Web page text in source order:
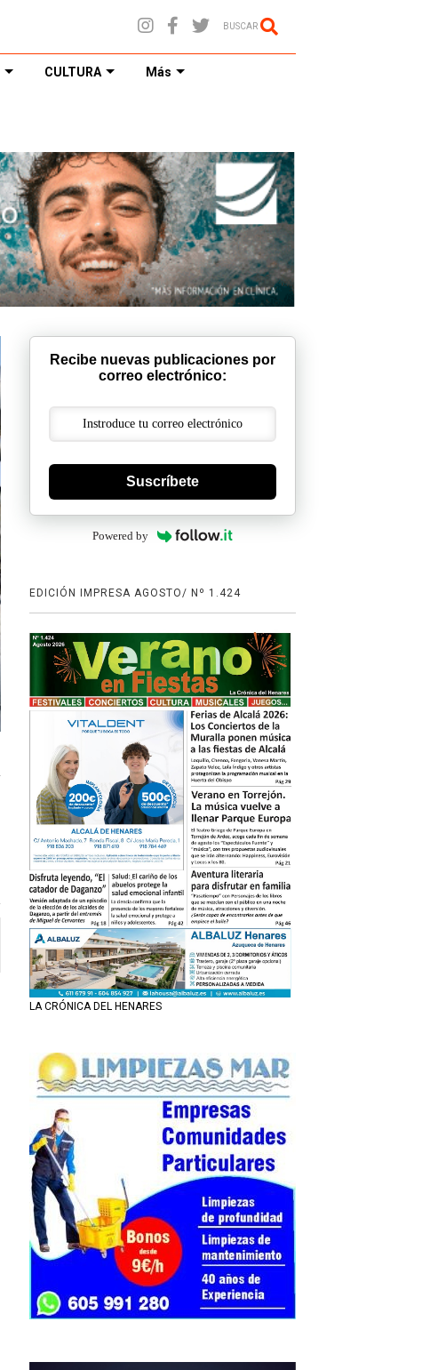
BUSCAR
CULTURA Más
Recibe nuevas publicaciones por
correo electrónico:
Suscríbete
Powered by
EDICIÓN IMPRESA AGOSTO/ Nº 1.424
LA CRÓNICA DEL HENARES